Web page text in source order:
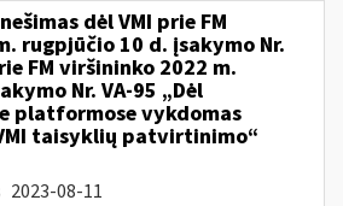
dėl VMI prie FM
rugpjūčio 10 d. įsakymo Nr.
FM viršininko 2022 m.
Nr. VA-95 „Dėl
platformose vykdomas
taisyklių patvirtinimo“
2023-08-11